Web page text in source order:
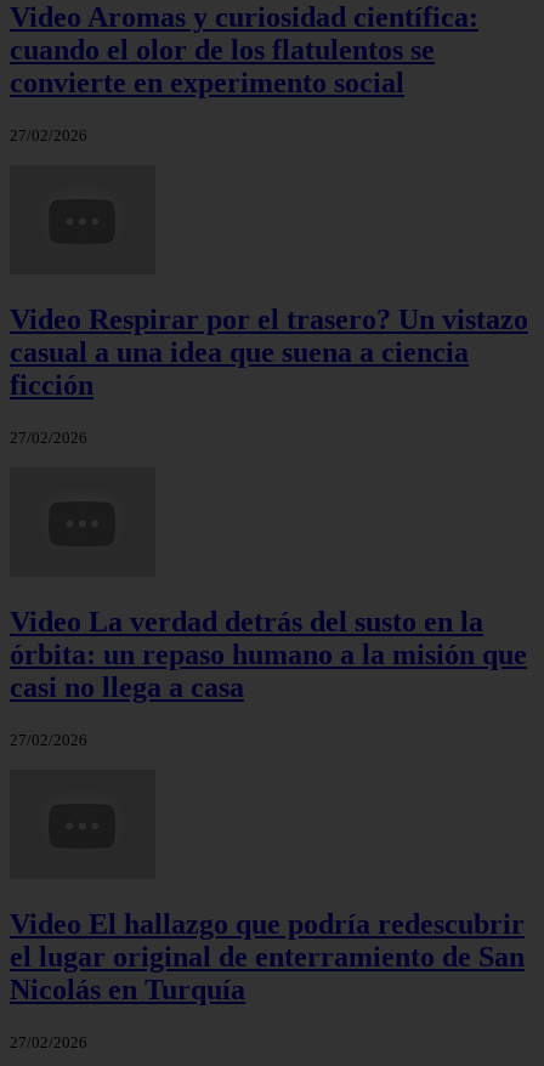
Video Aromas y curiosidad científica:
cuando el olor de los flatulentos se
convierte en experimento social
27/02/2026
Video Respirar por el trasero? Un vistazo
casual a una idea que suena a ciencia
ficción
27/02/2026
Video La verdad detrás del susto en la
órbita: un repaso humano a la misión que
casi no llega a casa
27/02/2026
Video El hallazgo que podría redescubrir
el lugar original de enterramiento de San
Nicolás en Turquía
27/02/2026